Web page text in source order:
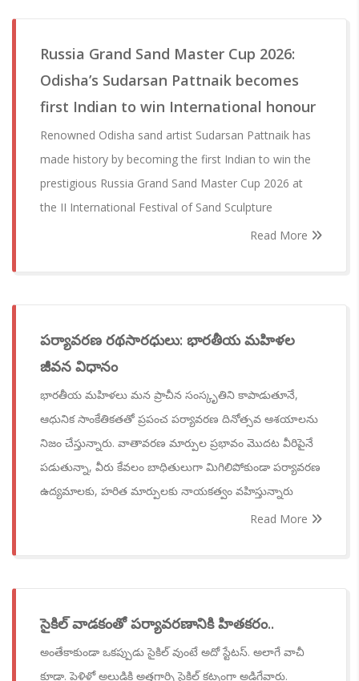
Russia Grand Sand Master Cup 2026:
Odisha’s Sudarsan Pattnaik becomes
first Indian to win International honour
Renowned Odisha sand artist Sudarsan Pattnaik has
made history by becoming the first Indian to win the
prestigious Russia Grand Sand Master Cup 2026 at
the II International Festival of Sand Sculpture
Read More
పర్యావరణ రథసారధులు: భారతీయ మహిళల
జీవన విధానం
భారతీయ మహిళలు మన ప్రాచీన సంస్కృతిని కాపాడుతూనే,
ఆధునిక సాంకేతికతతో ప్రపంచ పర్యావరణ దినోత్సవ ఆశయాలను
నిజం చేస్తున్నారు. వాతావరణ మార్పుల ప్రభావం మొదట వీరిపైనే
పడుతున్నా, వీరు కేవలం బాధితులుగా మిగిలిపోకుండా పర్యావరణ
ఉద్యమాలకు, హరిత మార్పులకు నాయకత్వం వహిస్తున్నారు
Read More
సైకిల్ వాడకంతో పర్యావరణానికి హితకరం..
అంతేకాకుండా ఒకప్పుడు సైకిల్ వుంటే అదో స్టేటస్. అలాగే వాచీ
కూడా. పెళ్లిళ్లో అల్లుడికి అత్తగార్ని సైకిల్ కట్నంగా అడిగేవారు.